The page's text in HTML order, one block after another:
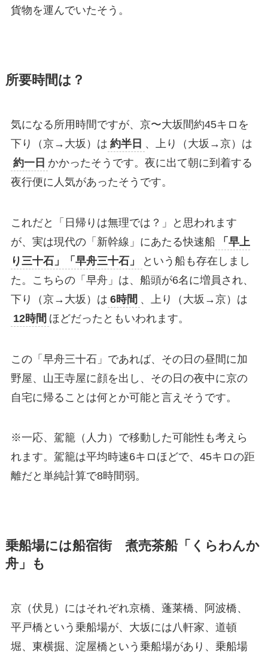
貨物を運んでいたそう。
所要時間は？
気になる所用時間ですが、京〜大坂間約45キロを
下り（京→大坂）は 約半日 、上り（大坂→京）は
約一日 かかったそうです。夜に出て朝に到着する
夜行便に人気があったそうです。
これだと「日帰りは無理では？」と思われます
が、実は現代の「新幹線」にあたる快速船
「早上
り三十石」「早舟三十石」
という船も存在しまし
た。こちらの「早舟」は、船頭が6名に増員され、
下り（京→大坂）は 6時間 、上り（大坂→京）は
12時間 ほどだったともいわれます。
この「早舟三十石」であれば、その日の昼間に加
野屋、山王寺屋に顔を出し、その日の夜中に京の
自宅に帰ることは何とか可能と言えそうです。
※一応、駕籠（人力）で移動した可能性も考えら
れます。駕籠は平均時速6キロほどで、45キロの距
離だと単純計算で8時間弱。
乗船場には船宿街 煮売茶船「くらわんか
舟」も
京（伏見）にはそれぞれ京橋、蓬莱橋、阿波橋、
平戸橋という乗船場が、大坂には八軒家、道頓
堀、東横掘、淀屋橋という乗船場があり、乗船場